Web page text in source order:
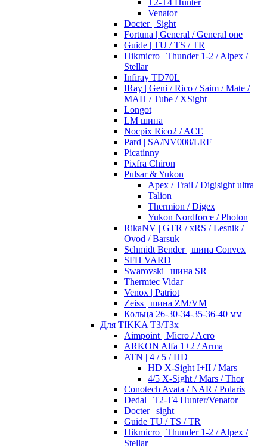
T2-T4 Hunter
Venator
Docter | Sight
Fortuna | General / General one
Guide | TU / TS / TR
Hikmicro | Thunder 1-2 / Alpex /
Stellar
Infiray TD70L
IRay | Geni / Rico / Saim / Mate /
MAH / Tube / XSight
Longot
LM шина
Nocpix Rico2 / ACE
Pard | SA/NV008/LRF
Picatinny
Pixfra Chiron
Pulsar & Yukon
Apex / Trail / Digisight ultra
Talion
Thermion / Digex
Yukon Nordforce / Photon
RikaNV | GTR / xRS / Lesnik /
Ovod / Barsuk
Schmidt Bender | шина Convex
SFH VARD
Swarovski | шина SR
Thermtec Vidar
Venox | Patriot
Zeiss | шина ZM/VM
Кольца 26-30-34-35-36-40 мм
Для TIKKA T3/T3x
Aimpoint | Micro / Acro
ARKON Alfa 1+2 / Arma
ATN | 4 / 5 / HD
HD X-Sight I+II / Mars
4/5 X-Sight / Mars / Thor
Conotech Avata / NAR / Polaris
Dedal | T2-T4 Hunter/Venator
Docter | sight
Guide TU / TS / TR
Hikmicro | Thunder 1-2 / Alpex /
Stellar